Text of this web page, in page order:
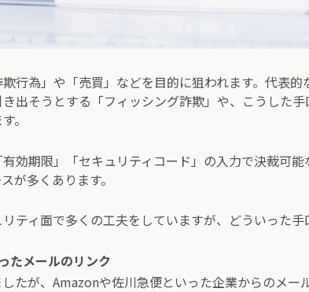
行為」や「売買」などを目的に狙われます。代表
出そうとする「フィッシング詐欺」や、こうした
。
効期限」「セキュリティコード」の入力で決裁可
が多くあります。
ティ面で多くの工夫をしていますが、どういった
たメールのリンク
たが、Amazonや佐川急便といった企業からのメー